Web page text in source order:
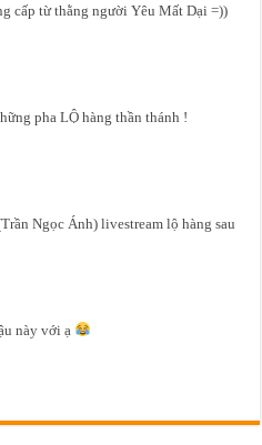
cấp từ thằng người Yêu Mất Dại =))
pha LỘ hàng thần thánh !
Ngọc Ánh) livestream lộ hàng sau
này với ạ